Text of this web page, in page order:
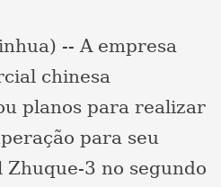
-- A empresa
chinesa
planos para realizar
para seu
3 no segundo